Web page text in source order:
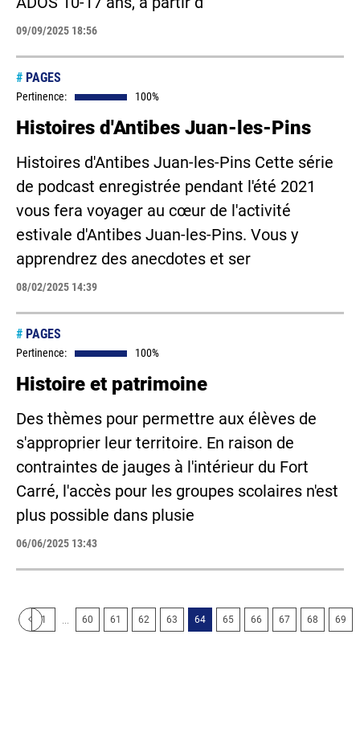
09/09/2025 18:56
# PAGES
Pertinence: 100%
Histoires d'Antibes Juan-les-Pins
Histoires d'Antibes Juan-les-Pins Cette série
de podcast enregistrée pendant l'été 2021
vous fera voyager au cœur de l'activité
estivale d'Antibes Juan-les-Pins. Vous y
apprendrez des anecdotes et ser
08/02/2025 14:39
# PAGES
Pertinence: 100%
Histoire et patrimoine
Des thèmes pour permettre aux élèves de
s'approprier leur territoire. En raison de
contraintes de jauges à l'intérieur du Fort
Carré, l'accès pour les groupes scolaires n'est
plus possible dans plusie
06/06/2025 13:43
1 60 61 62 63 64 65 66 67 68 69